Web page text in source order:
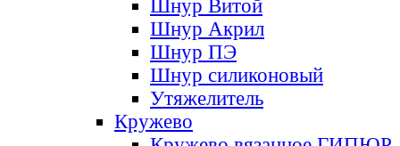
Шнур Витой
Шнур Акрил
Шнур ПЭ
Шнур силиконовый
Утяжелитель
Кружево